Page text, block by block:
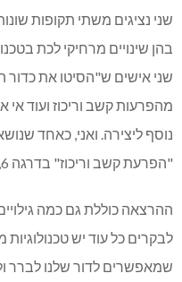
שני נציגים משתי תקופות
בהן שינויים מרחיקי לכת
שני אישים ש"הסיטו את כדור
מהפרעות קשב וריכוז ועוד אי
נוסף ליצירה. ואני, כאחד
"הפרעת קשב וריכוז" בדרגה 6, רואה את השניים בעיני יוצר.
ההרצאה כוללת גם כמה
לבקרים כל עוד יש
שמאפשרים לדור שלנו לברר